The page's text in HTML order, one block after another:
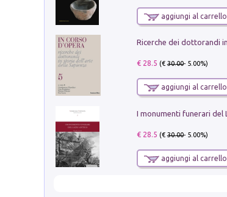
aggiungi al carrello
€ 28.5 (€30.00- 5.00%)
aggiungi al carrello
€ 28.5 (€30.00- 5.00%)
aggiungi al carrello